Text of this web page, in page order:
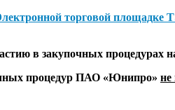
торговой площадке
в закупочных процедурах
процедур ПАО «Юнипро» не